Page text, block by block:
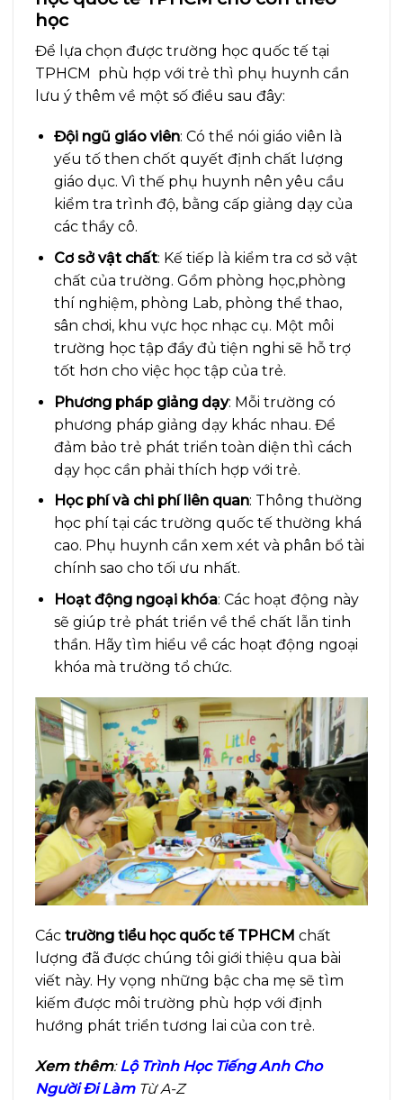
học
Để lựa chọn được trường học quốc tế tại
TPHCM phù hợp với trẻ thì phụ huynh cần
lưu ý thêm về một số điều sau đây:
Đội ngũ giáo viên: Có thể nói giáo viên là
yếu tố then chốt quyết định chất lượng
giáo dục. Vì thế phụ huynh nên yêu cầu
kiểm tra trình độ, bằng cấp giảng dạy của
các thầy cô.
Cơ sở vật chất: Kế tiếp là kiểm tra cơ sở vật
chất của trường. Gồm phòng học,phòng
thí nghiệm, phòng Lab, phòng thể thao,
sân chơi, khu vực học nhạc cụ. Một môi
trường học tập đầy đủ tiện nghi sẽ hỗ trợ
tốt hơn cho việc học tập của trẻ.
Phương pháp giảng dạy: Mỗi trường có
phương pháp giảng dạy khác nhau. Để
đảm bảo trẻ phát triển toàn diện thì cách
dạy học cần phải thích hợp với trẻ.
Học phí và chi phí liên quan: Thông thường
học phí tại các trường quốc tế thường khá
cao. Phụ huynh cần xem xét và phân bổ tài
chính sao cho tối ưu nhất.
Hoạt động ngoại khóa: Các hoạt động này
sẽ giúp trẻ phát triển về thể chất lẫn tinh
thần. Hãy tìm hiểu về các hoạt động ngoại
khóa mà trường tổ chức.
Các trường tiểu học quốc tế TPHCM chất
lượng đã được chúng tôi giới thiệu qua bài
viết này. Hy vọng những bậc cha mẹ sẽ tìm
kiếm được môi trường phù hợp với định
hướng phát triển tương lai của con trẻ.
Xem thêm:Lộ Trình Học Tiếng Anh Cho
Người Đi LàmTừ A-Z